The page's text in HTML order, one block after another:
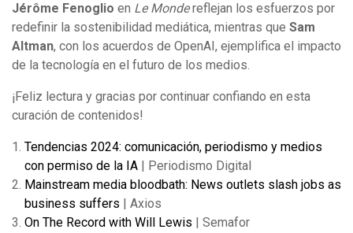
Jérôme Fenoglio en Le Mondereflejan los esfuerzos por
redefinir la sostenibilidad mediática, mientras que Sam
Altman, con los acuerdos de OpenAI, ejemplifica el impacto
de la tecnología en el futuro de los medios.
¡Feliz lectura y gracias por continuar confiando en esta
curación de contenidos!
Tendencias 2024: comunicación, periodismo y medios
con permiso de la IA | Periodismo Digital
Mainstream media bloodbath: News outlets slash jobs as
business suffers | Axios
On The Record with Will Lewis | Semafor